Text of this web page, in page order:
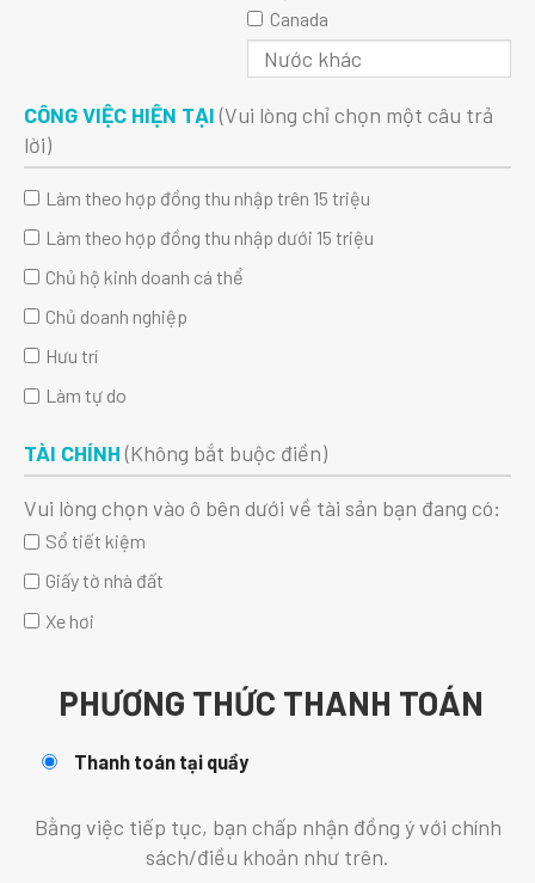
Canada
CÔNG VIỆC HIỆN TẠI(Vui lòng chỉ chọn một câu trả
lời)
Làm theo hợp đồng thu nhập trên 15 triệu
Làm theo hợp đồng thu nhập dưới 15 triệu
Chủ hộ kinh doanh cá thể
Chủ doanh nghiệp
Hưu trí
Làm tự do
TÀI CHÍNH(Không bắt buộc điền)
Vui lòng chọn vào ô bên dưới về tài sản bạn đang có:
Sổ tiết kiệm
Giấy tờ nhà đất
Xe hơi
PHƯƠNG THỨC THANH TOÁN
Thanh toán tại quầy
Bằng việc tiếp tục, bạn chấp nhận đồng ý với chính
sách/điều khoản như trên.